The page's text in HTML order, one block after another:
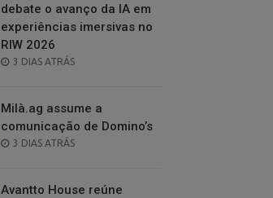
debate o avanço da IA em
experiências imersivas no
RIW 2026
POSTED
3 DIAS ATRÁS
Milà.ag assume a
comunicação de Domino’s
POSTED
3 DIAS ATRÁS
Avantto House reúne